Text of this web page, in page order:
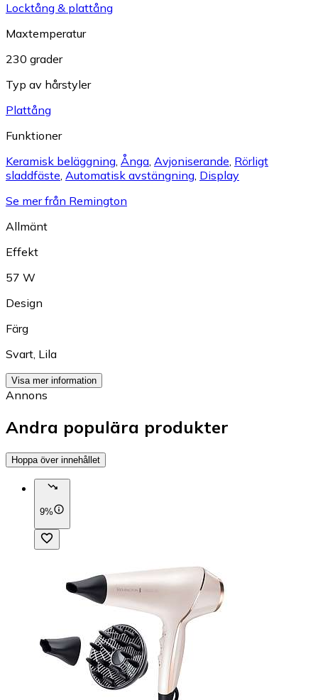
Locktång & plattång
Maxtemperatur
230 grader
Typ av hårstyler
Plattång
Funktioner
Keramisk beläggning, Ånga, Avjoniserande, Rörligt
sladdfäste, Automatisk avstängning, Display
Se mer från Remington
Allmänt
Effekt
57 W
Design
Färg
Svart, Lila
Visa mer information
Annons
Andra populära produkter
Hoppa över innehållet
9%